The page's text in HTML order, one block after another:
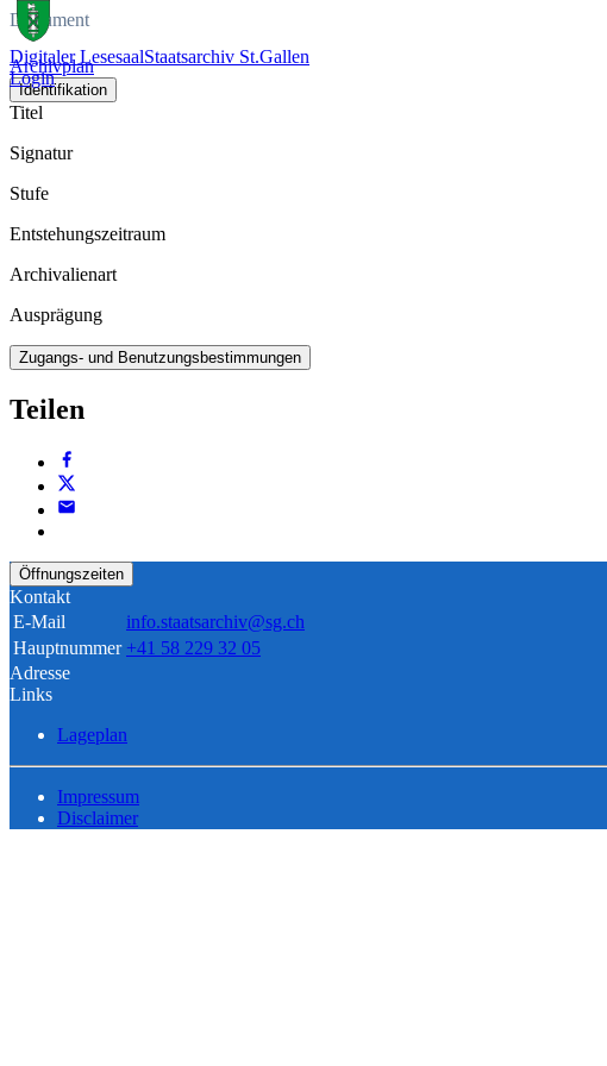
Digitaler LesesaalStaatsarchiv St.Gallen
Login
Dokument
Archivplan
Identifikation
Titel
Signatur
Stufe
Entstehungszeitraum
Archivalienart
Ausprägung
Zugangs- und Benutzungsbestimmungen
Teilen
Öffnungszeiten
Kontakt
E-Mail
info.staatsarchiv@sg.ch
Hauptnummer +41 58 229 32 05
Adresse
Links
Lageplan
Impressum
Disclaimer